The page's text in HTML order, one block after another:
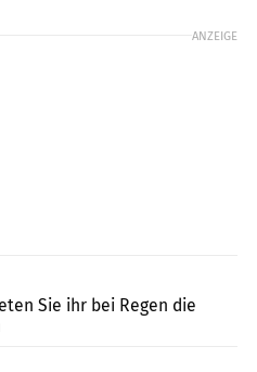
ANZEIGE
Sie ihr bei Regen die